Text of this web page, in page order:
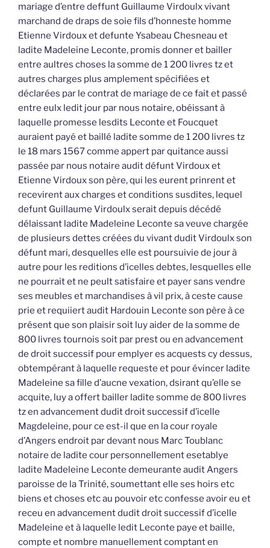
mariage d’entre deffunt Guillaume Virdoulx vivant
marchand de draps de soie fils d’honneste homme
Etienne Virdoux et defunte Ysabeau Chesneau et
ladite Madeleine Leconte, promis donner et bailler
entre aultres choses la somme de 1 200 livres tz et
autres charges plus amplement spécifiées et
déclarées par le contrat de mariage de ce fait et passé
entre eulx ledit jour par nous notaire, obéissant à
laquelle promesse lesdits Leconte et Foucquet
auraient payé et baillé ladite somme de 1 200 livres tz
le 18 mars 1567 comme appert par quitance aussi
passée par nous notaire audit défunt Virdoux et
Etienne Virdoux son père, qui les eurent prinrent et
recevirent aux charges et conditions susdites, lequel
defunt Guillaume Virdoulx serait depuis décédé
délaissant ladite Madeleine Leconte sa veuve chargée
de plusieurs dettes créées du vivant dudit Virdoulx son
défunt mari, desquelles elle est poursuivie de jour à
autre pour les reditions d’icelles debtes, lesquelles elle
ne pourrait et ne peult satisfaire et payer sans vendre
ses meubles et marchandises à vil prix, à ceste cause
prie et requiiert audit Hardouin Leconte son père à ce
présent que son plaisir soit luy aider de la somme de
800 livres tournois soit par prest ou en advancement
de droit successif pour emplyer es acquests cy dessus,
obtempérant à laquelle requeste et pour évincer ladite
Madeleine sa fille d’aucne vexation, dsirant qu’elle se
acquite, luy a offert bailler ladite somme de 800 livres
tz en advancement dudit droit successif d’icelle
Magdeleine, pour ce est-il que en la cour royale
d’Angers endroit par devant nous Marc Toublanc
notaire de ladite cour personnellement esetablye
ladite Madeleine Leconte demeurante audit Angers
paroisse de la Trinité, soumettant elle ses hoirs etc
biens et choses etc au pouvoir etc confesse avoir eu et
receu en advancement dudit droit successif d’icelle
Madeleine et à laquelle ledit Leconte paye et baille,
compte et nombre manuellement comptant en